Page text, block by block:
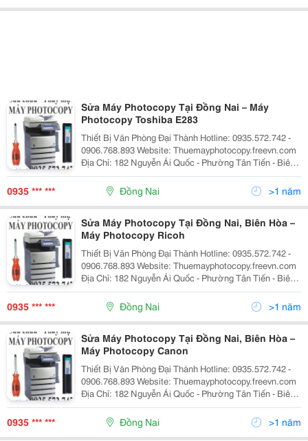
Sửa Máy Photocopy Tại Đồng Nai – Máy
Photocopy Toshiba E283
Thiết Bị Văn Phòng Đại Thành Hotline: 0935.572.742 -
0906.768.893 Website: Thuemayphotocopy.freevn.com
Ðịa Chỉ: 182 Nguyễn Ái Quốc - Phường Tân Tiến - Biên
Hòa Tel: 0906.768.893 - 061.3827.316 - Fax:
061.3827.316 Chi Nhánh Tp Hcm : 766 Tr
0935 *** *** Đồng Nai >1 năm
Sửa Máy Photocopy Tại Đồng Nai, Biên Hòa –
Máy Photocopy Ricoh
Thiết Bị Văn Phòng Đại Thành Hotline: 0935.572.742 -
0906.768.893 Website: Thuemayphotocopy.freevn.com
Ðịa Chỉ: 182 Nguyễn Ái Quốc - Phường Tân Tiến - Biên
Hòa Tel: 0906.768.893 - 061.3827.316 - Fax:
061.3827.316 Chi Nhánh Tp Hcm : 766 Tr
0935 *** *** Đồng Nai >1 năm
Sửa Máy Photocopy Tại Đồng Nai, Biên Hòa –
Máy Photocopy Canon
Thiết Bị Văn Phòng Đại Thành Hotline: 0935.572.742 -
0906.768.893 Website: Thuemayphotocopy.freevn.com
Ðịa Chỉ: 182 Nguyễn Ái Quốc - Phường Tân Tiến - Biên
Hòa Tel: 0906.768.893 - 061.3827.316 - Fax:
061.3827.316 Chi Nhánh Tp Hcm : 766 Tr
0935 *** *** Đồng Nai >1 năm